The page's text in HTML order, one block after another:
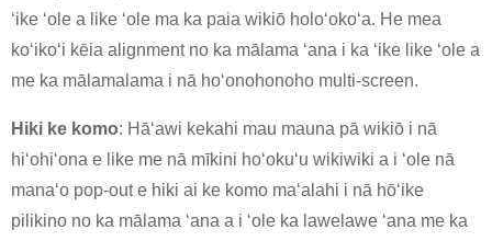
ʻike ʻole a like ʻole ma ka paia wikiō holoʻokoʻa. He mea
koʻikoʻi kēia alignment no ka mālama ʻana i ka ʻike like ʻole a
me ka mālamalama i nā hoʻonohonoho multi-screen.
Hiki ke komo: Hāʻawi kekahi mau mauna pā wikiō i nā
hiʻohiʻona e like me nā mīkini hoʻokuʻu wikiwiki a i ʻole nā ​​
manaʻo pop-out e hiki ai ke komo maʻalahi i nā hōʻike
pilikino no ka mālama ʻana a i ʻole ka lawelawe ʻana me ka